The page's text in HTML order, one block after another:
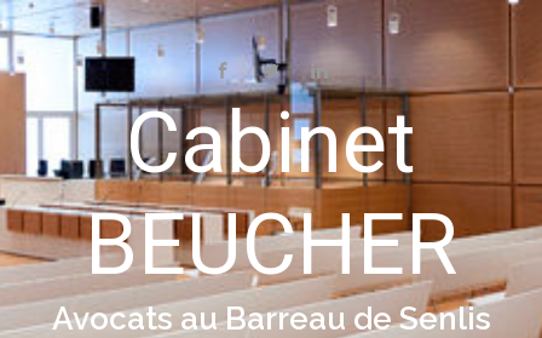
Skip to main content
Cabinet
BEUCHER
Avocats au Barreau de Senlis